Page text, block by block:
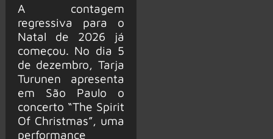
A contagem
regressiva para o
Natal de 2026 já
começou. No dia 5
de dezembro, Tarja
Turunen apresenta
em São Paulo o
concerto “The Spirit
Of Christmas”, uma
performance